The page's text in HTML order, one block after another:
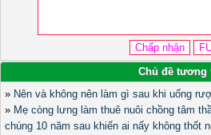
Chủ đề tương
» Nên và không nên làm gì sau khi uống
» Mẹ còng lưng làm thuê nuôi chồng tâm
chúng 10 năm sau khiến ai nấy không thốt